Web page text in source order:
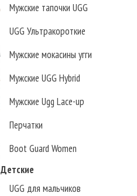
Мужские тапочки UGG
UGG Ультракороткие
Мужские мокасины угги
Мужские UGG Hybrid
Мужские Ugg Lace-up
Перчатки
Boot Guard Women
Детские
UGG для мальчиков